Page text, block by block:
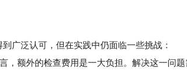
广泛认可，但在实践中仍面临一些挑战：
额外的检查费用是一大负担。解决这一问题